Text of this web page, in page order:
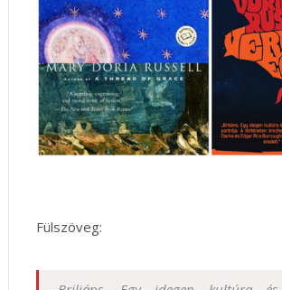
Fülszöveg: